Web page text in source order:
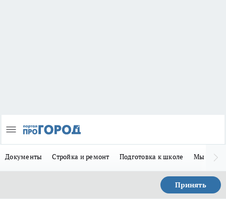
Документы Стройка и ремонт Подготовка к школе Мы в MAX
Принять